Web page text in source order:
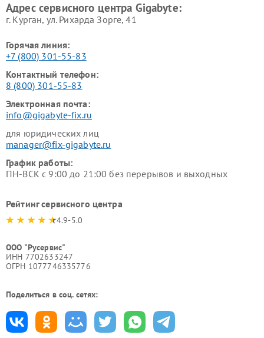
Адрес сервисного центра Gigabyte:
г. Курган, ул. Рихарда Зорге, 41
Горячая линия:
+7 (800) 301-55-83
Контактный телефон:
8 (800) 301-55-83
Электронная почта:
info@gigabyte-fix.ru
для юридических лиц
manager@fix-gigabyte.ru
График работы:
ПН-ВСК с 9:00 до 21:00 без перерывов и выходных
Рейтинг сервисного центра
4.9-5.0
ООО "Русервис"
ИНН 7702633247
ОГРН 1077746335776
Поделиться в соц. сетях: